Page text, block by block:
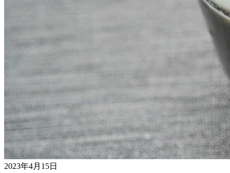
2023年4月15日